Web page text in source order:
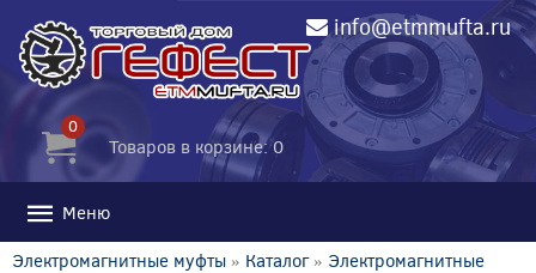
info@etmmufta.ru
0
Товаров в корзине: 0
Меню
Электромагнитные муфты » Каталог» Электромагнитные